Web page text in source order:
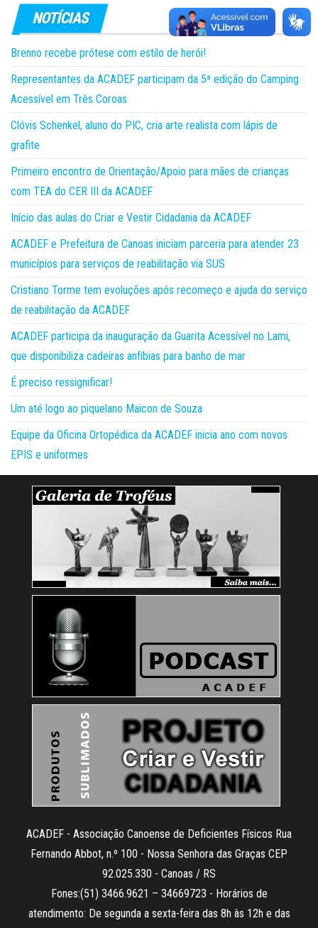
Brenno recebe prótese com estilo de herói!
Representantes da ACADEF participam da 5ª edição do Camping
Acessível em Três Coroas
Clóvis Schenkel, aluno do PIC, cria arte realista com lápis de
grafite
Primeiro encontro de Orientação/Apoio para mães de crianças
com TEA do CER III da ACADEF
Início das aulas do Criar e Vestir Cidadania da ACADEF
ACADEF e Prefeitura de Canoas iniciam parceria para atender 23
municípios para serviços de reabilitação via SUS
Cristiano Torme tem evoluções após recomeço e ajuda do serviço
de reabilitação da ACADEF
ACADEF participa da inauguração da Guarita Acessível no Lami,
que disponibiliza cadeiras anfíbias para banho de mar
É preciso ressignificar!
Um até logo ao piquelano Maicon de Souza
Equipe da Oficina Ortopédica da ACADEF inicia ano com novos
EPIS e uniformes
ACADEF - Associação Canoense de Deficientes Físicos Rua
Fernando Abbot, n.º 100 - Nossa Senhora das Graças CEP
92.025.330 - Canoas / RS
Fones:(51) 3466.9621 – 34669723 - Horários de
atendimento: De segunda a sexta-feira das 8h às 12h e das